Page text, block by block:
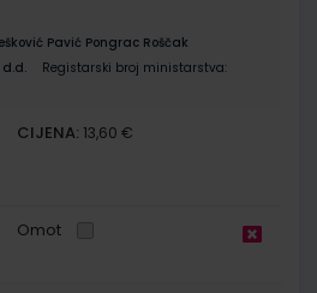
Pavić Pongrac Roščak
d.d.
Registarski broj ministarstva:
CIJENA: 13,60 €
Omot